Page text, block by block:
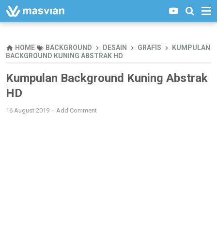
HOME BACKGROUND DESAIN GRAFIS
KUMPULAN
BACKGROUND KUNING ABSTRAK HD
Kumpulan Background Kuning Abstrak
HD
16 August 2019 Add Comment